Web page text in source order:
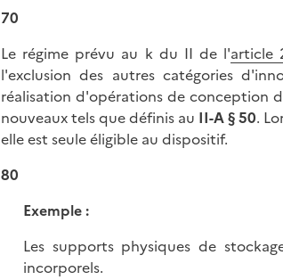
70
Le régime prévu au k du II de l'article
l'exclusion des autres catégories
réalisation d'opérations de conception
nouveaux tels que définis au II-A § 50.
elle est seule éligible au dispositif.
80
Exemple :
Les supports physiques de
incorporels.